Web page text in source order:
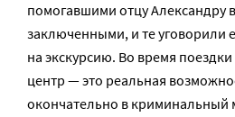
помогавшими отцу Александру
заключенными, и те уговорили
на экскурсию. Во время
центр — это реальная
окончательно в криминальный